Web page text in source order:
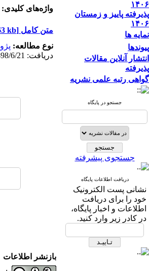
۱۴۰۶
پذیرفته پاییز و زمستان
۱۴۰۶
نمایه ها
پیوندها
انتشار آنلاین مقالات
پذیرفته
گواهی رتبه علمی نشریه
جستجو در پایگاه
جستجوی پیشرفته
دریافت اطلاعات پایگاه
نشانی پست الکترونیک
خود را برای دریافت
اطلاعات و اخبار پایگاه،
در کادر زیر وارد کنید.
واژه‌های کلیدی:
متن کامل [PDF 263 kb]
نوع مطالعه:
دریافت: 1398/6/21 | پذیرش: 1398/6/21 | انتشار: 1398/6/21
بازنشر اطلاعات